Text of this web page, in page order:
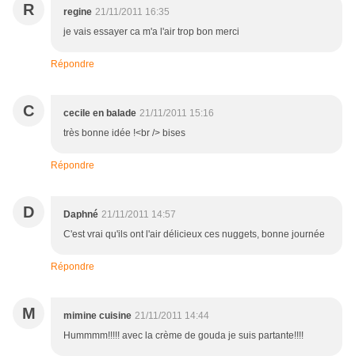
R regine 21/11/2011 16:35
je vais essayer ca m'a l'air trop bon merci
Répondre
C cecile en balade 21/11/2011 15:16
très bonne idée !<br /> bises
Répondre
D Daphné 21/11/2011 14:57
C'est vrai qu'ils ont l'air délicieux ces nuggets, bonne journée
Répondre
M mimine cuisine 21/11/2011 14:44
Hummmm!!!!! avec la crème de gouda je suis partante!!!!